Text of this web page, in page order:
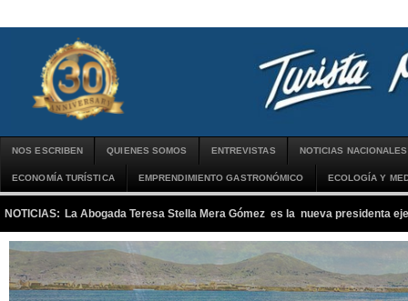
NOS ESCRIBEN QUIENES SOMOS ENTREVISTAS NOTICIAS NACIONALES
ECONOMÍA TURÍSTICA EMPRENDIMIENTO GASTRONÓMICO ECOLOGÍA Y
NOTICIAS: La Abogada Teresa Stella Mera Gómez es la nueva presidenta